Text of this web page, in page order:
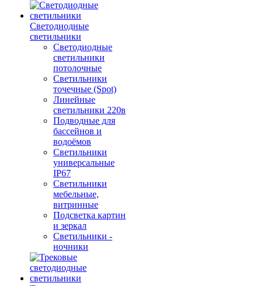
Светодиодные
светильники
Светодиодные
светильники
потолочные
Светильники
точечные (Spot)
Линейные
светильники 220в
Подводные для
бассейнов и
водоёмов
Светильники
универсальные
IP67
Светильники
мебельные,
витринные
Подсветка картин
и зеркал
Светильники -
ночники